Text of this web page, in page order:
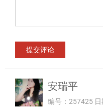
安瑞平
编号：257425